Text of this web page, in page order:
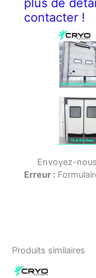
plus de
contacter !
Envoyez-
Erreur :
Produits similaires